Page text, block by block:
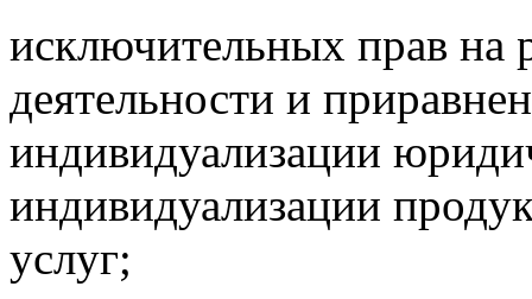
исключительных прав на
деятельности и
индивидуализации
индивидуализации
услуг;